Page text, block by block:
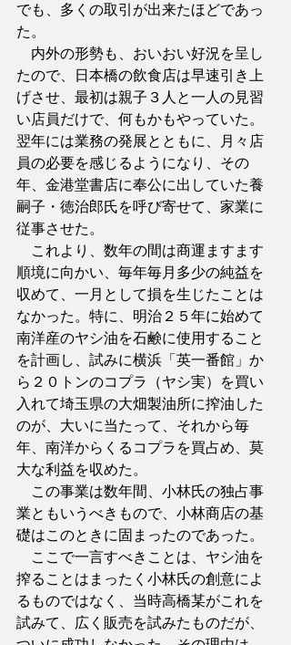
でも、多くの取引が出来たほどであっ
た。
内外の形勢も、おいおい好況を呈し
たので、日本橋の飲食店は早速引き上
げさせ、最初は親子３人と一人の見習
い店員だけで、何もかもやっていた。
翌年には業務の発展とともに、月々店
員の必要を感じるようになり、その
年、金港堂書店に奉公に出していた養
嗣子・徳治郎氏を呼び寄せて、家業に
従事させた。
これより、数年の間は商運ますます
順境に向かい、毎年毎月多少の純益を
収めて、一月として損を生じたことは
なかった。特に、明治２５年に始めて
南洋産のヤシ油を石鹸に使用すること
を計画し、試みに横浜「英一番館」か
ら２０トンのコプラ（ヤシ実）を買い
入れて埼玉県の大畑製油所に搾油した
のが、大いに当たって、それから毎
年、南洋からくるコプラを買占め、莫
大な利益を収めた。
この事業は数年間、小林氏の独占事
業ともいうべきもので、小林商店の基
礎はこのときに固まったのであった。
ここで一言すべきことは、ヤシ油を
搾ることはまったく小林氏の創意によ
るものではなく、当時高橋某がこれを
試みて、広く販売を試みたものだが、